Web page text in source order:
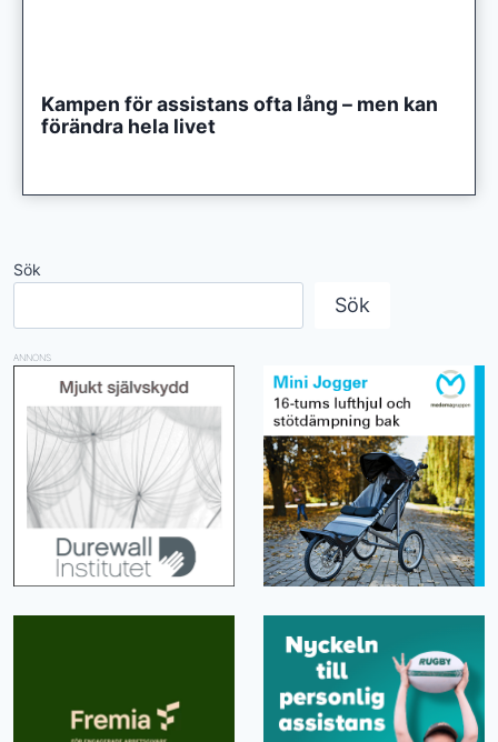
Kampen för assistans ofta lång – men kan
förändra hela livet
Sök
Sök
ANNONS